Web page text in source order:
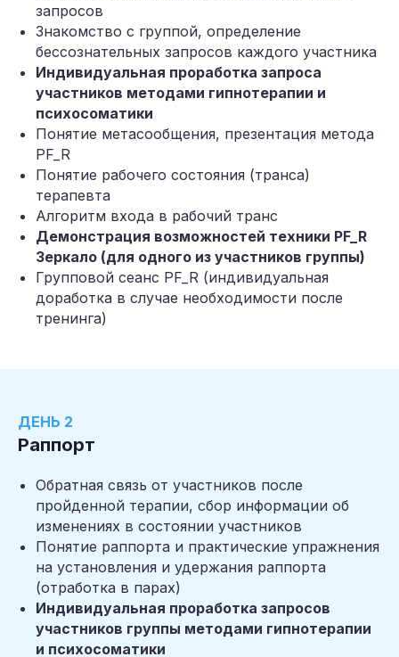
запросов
Знакомство с группой, определение
бессознательных запросов каждого участника
Индивидуальная проработка запроса
участников методами гипнотерапии и
психосоматики
Понятие метасообщения, презентация метода
PF_R
Понятие рабочего состояния (транса)
терапевта
Алгоритм входа в рабочий транс
Демонстрация возможностей техники PF_R
Зеркало (для одного из участников группы)
Групповой сеанс PF_R (индивидуальная
доработка в случае необходимости после
тренинга)
ДЕНЬ 2
Раппорт
Обратная связь от участников после
пройденной терапии, сбор информации об
изменениях в состоянии участников
Понятие раппорта и практические упражнения
на установления и удержания раппорта
(отработка в парах)
Индивидуальная проработка запросов
участников группы методами гипнотерапии
и психосоматики